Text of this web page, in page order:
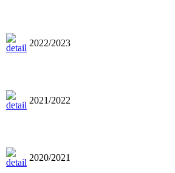
2022/2023
2021/2022
2020/2021